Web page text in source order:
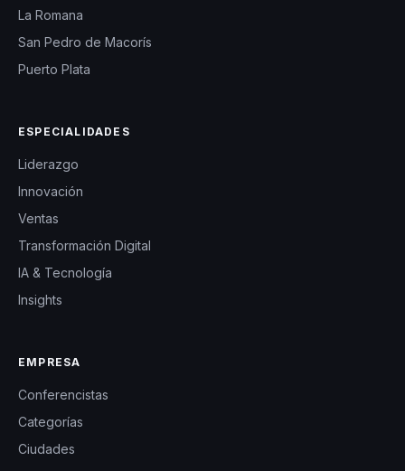
La Romana
San Pedro de Macorís
Puerto Plata
ESPECIALIDADES
Liderazgo
Innovación
Ventas
Transformación Digital
IA & Tecnología
Insights
EMPRESA
Conferencistas
Categorías
Ciudades